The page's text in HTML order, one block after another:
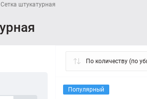
Сетка штукатурная
Популярный